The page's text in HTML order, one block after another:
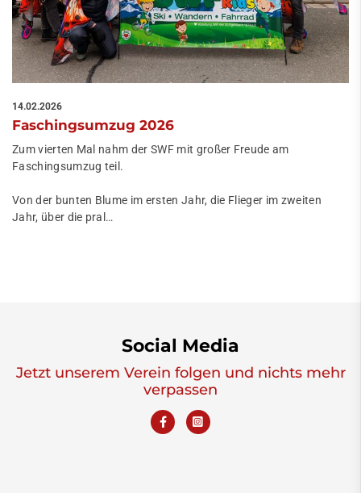
14.02.2026
Faschingsumzug 2026
Zum vierten Mal nahm der SWF mit großer Freude am
Faschingsumzug teil.
Von der bunten Blume im ersten Jahr, die Flieger im zweiten
Jahr, über die pral…
Social Media
Jetzt unserem Verein folgen und nichts mehr
verpassen